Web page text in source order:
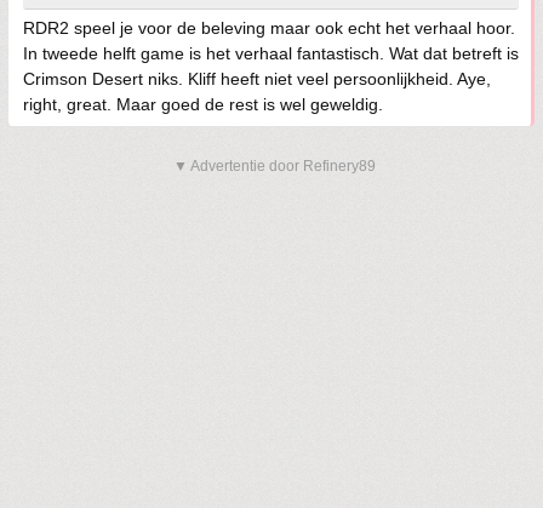
RDR2 speel je voor de beleving maar ook echt het verhaal hoor.
In tweede helft game is het verhaal fantastisch. Wat dat betreft is
Crimson Desert niks. Kliff heeft niet veel persoonlijkheid. Aye,
right, great. Maar goed de rest is wel geweldig.
▼ Advertentie door Refinery89